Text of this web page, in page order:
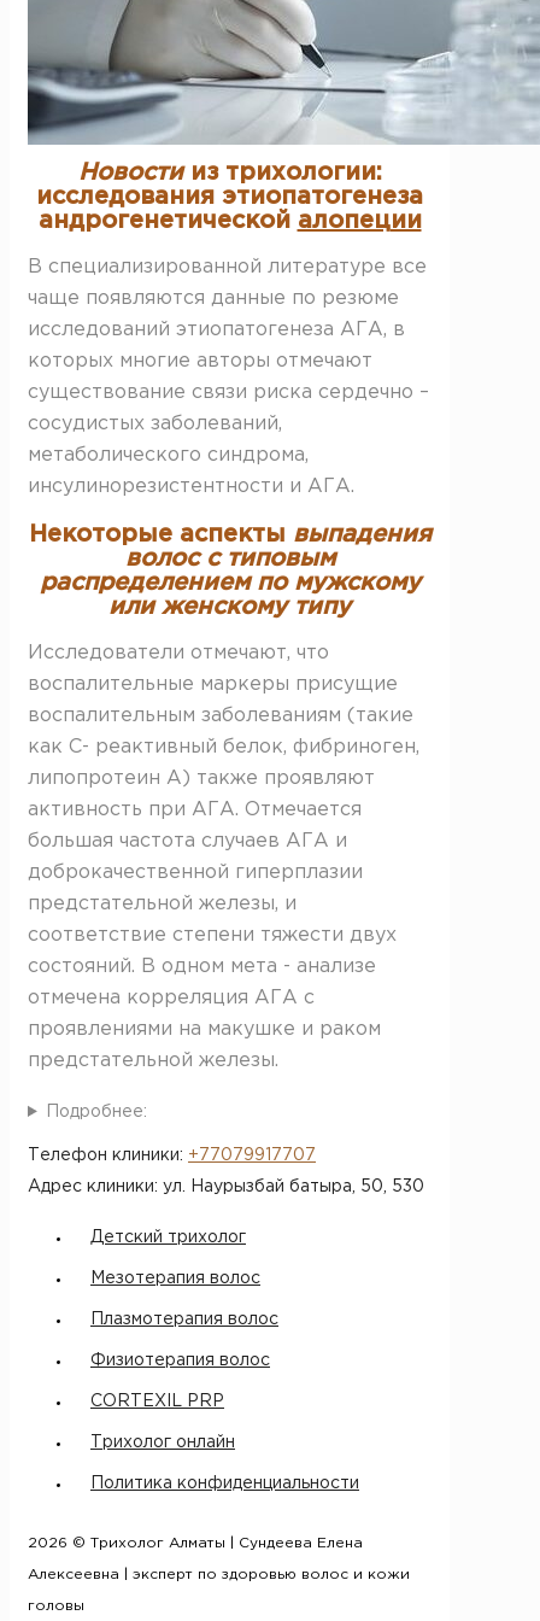
Новостииз трихологии:
исследования этиопатогенеза
андрогенетической алопеции
В специализированной литературе все
чаще появляются данные по резюме
исследований этиопатогенеза АГА, в
которых многие авторы отмечают
существование связи риска сердечно –
сосудистых заболеваний,
метаболического синдрома,
инсулинорезистентности и АГА.
Некоторые аспекты выпадения
волос с типовым
распределением по мужскому
или женскому типу
Исследователи отмечают, что
воспалительные маркеры присущие
воспалительным заболеваниям (такие
как С- реактивный белок, фибриноген,
липопротеин А) также проявляют
активность при АГА. Отмечается
большая частота случаев АГА и
доброкачественной гиперплазии
предстательной железы, и
соответствие степени тяжести двух
состояний. В одном мета - анализе
отмечена корреляция АГА с
проявлениями на макушке и раком
предстательной железы.
Подробнее:
Телефон клиники: +77079917707
Адрес клиники: ул. Наурызбай батыра, 50​, 530
Детский трихолог
Мезотерапия волос
Плазмотерапия волос
Физиотерапия волос
CORTEXIL PRP
Трихолог онлайн
Политика конфиденциальности
2026 © Трихолог Алматы | Сундеева Елена
Алексеевна | эксперт по здоровью волос и кожи
головы